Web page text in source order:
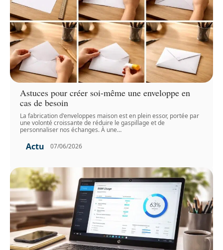
Astuces pour créer soi-même une enveloppe en
cas de besoin
La fabrication d'enveloppes maison est en plein essor, portée par
une volonté croissante de réduire le gaspillage et de
personnaliser nos échanges. À une…
Actu 07/06/2026